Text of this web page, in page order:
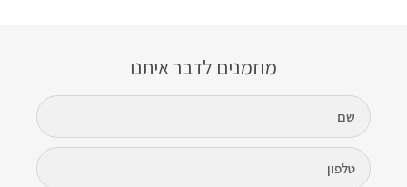
מוזמנים לדבר איתנו